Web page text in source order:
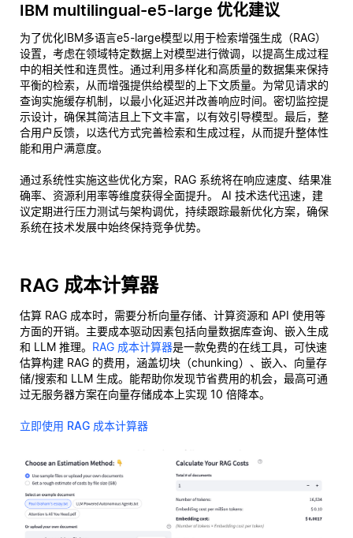
IBM multilingual-e5-large 优化建议
为了优化IBM多语言e5-large模型以用于检索增强生成（RAG）
设置，考虑在领域特定数据上对模型进行微调，以提高生成过程
中的相关性和连贯性。通过利用多样化和高质量的数据集来保持
平衡的检索，从而增强提供给模型的上下文质量。为常见请求的
查询实施缓存机制，以最小化延迟并改善响应时间。密切监控提
示设计，确保其简洁且上下文丰富，以有效引导模型。最后，整
合用户反馈，以迭代方式完善检索和生成过程，从而提升整体性
能和用户满意度。
通过系统性实施这些优化方案，RAG 系统将在响应速度、结果准
确率、资源利用率等维度获得全面提升。 AI 技术迭代迅速，建
议定期进行压力测试与架构调优，持续跟踪最新优化方案，确保
系统在技术发展中始终保持竞争优势。
RAG 成本计算器
估算 RAG 成本时，需要分析向量存储、计算资源和 API 使用等
方面的开销。主要成本驱动因素包括向量数据库查询、嵌入生成
和 LLM 推理。 RAG 成本计算器是一款免费的在线工具，可快速
估算构建 RAG 的费用，涵盖切块（chunking）、嵌入、向量存
储/搜索和 LLM 生成。能帮助你发现节省费用的机会，最高可通
过无服务器方案在向量存储成本上实现 10 倍降本。
立即使用 RAG 成本计算器